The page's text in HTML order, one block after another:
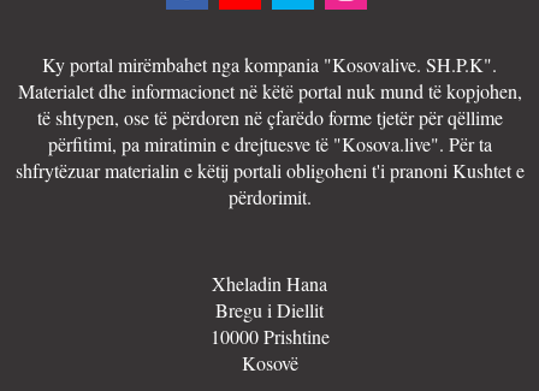
Ky portal mirëmbahet nga kompania "Kosovalive. SH.P.K".
Materialet dhe informacionet në këtë portal nuk mund të kopjohen,
të shtypen, ose të përdoren në çfarëdo forme tjetër për qëllime
përfitimi, pa miratimin e drejtuesve të "Kosova.live". Për ta
shfrytëzuar materialin e këtij portali obligoheni t'i pranoni Kushtet e
përdorimit.
Xheladin Hana
Bregu i Diellit
10000 Prishtine
Kosovë